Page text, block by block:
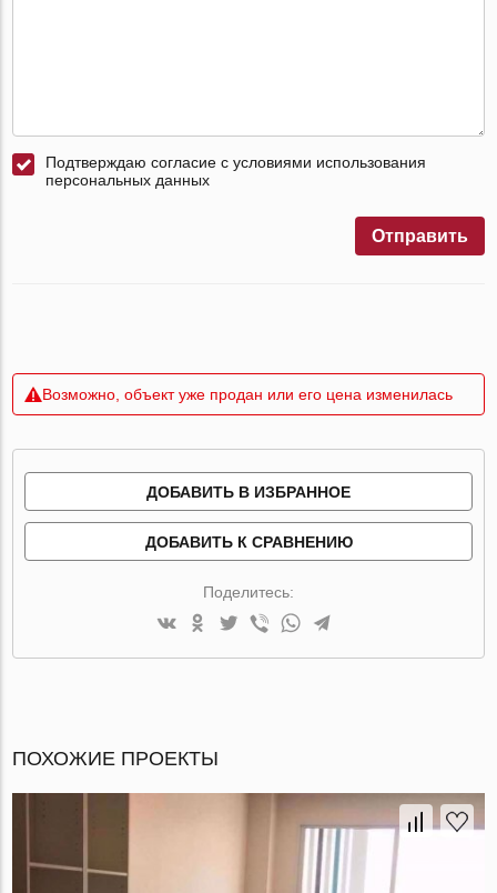
Подтверждаю согласие с условиями использования
персональных данных
Отправить
Возможно, объект уже продан или его цена изменилась
ДОБАВИТЬ В ИЗБРАННОЕ
ДОБАВИТЬ К СРАВНЕНИЮ
Поделитесь:
ПОХОЖИЕ ПРОЕКТЫ